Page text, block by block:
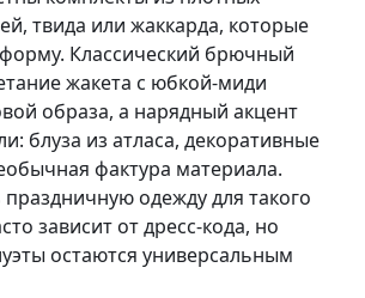
твида или жаккарда, которые
Классический брючный
жакета с юбкой-миди
образа, а нарядный акцент
блуза из атласа, декоративные
фактура материала.
одежду для такого
зависит от дресс-кода, но
остаются универсальным